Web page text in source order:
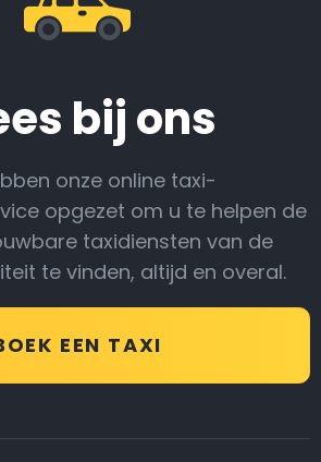
bij ons
onze online taxi-
opgezet om u te helpen de
taxidiensten van de
te vinden, altijd en overal.
EEN TAXI